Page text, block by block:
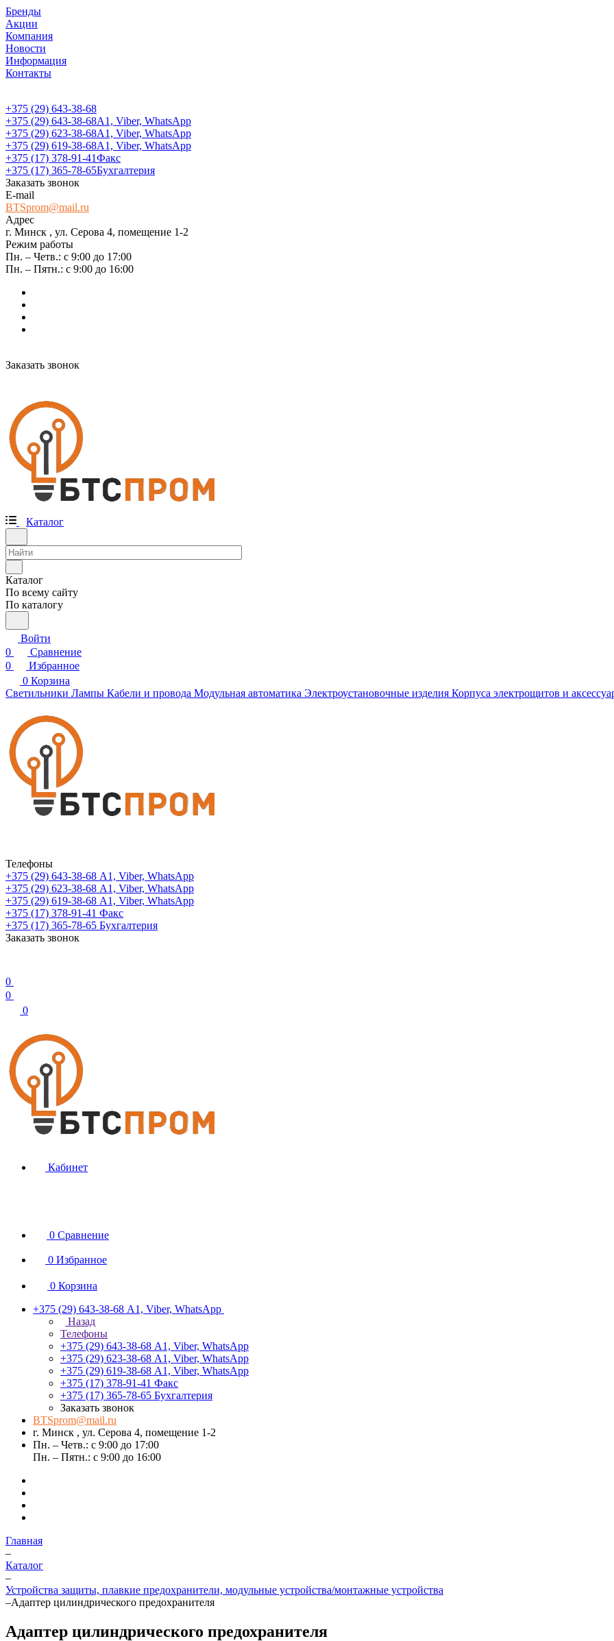
Бренды
Акции
Компания
Новости
Информация
Контакты
+375 (29) 643-38-68
+375 (29) 643-38-68А1, Viber, WhatsApp
+375 (29) 623-38-68А1, Viber, WhatsApp
+375 (29) 619-38-68А1, Viber, WhatsApp
+375 (17) 378-91-41Факс
+375 (17) 365-78-65Бухгалтерия
Заказать звонок
E-mail
BTSprom@mail.ru
Адрес
г. Минск , ул. Серова 4, помещение 1-2
Режим работы
Пн. – Четв.: с 9:00 до 17:00
Пн. – Пятн.: с 9:00 до 16:00
Заказать звонок
Каталог
Каталог
По всему сайту
По каталогу
Войти
0
Сравнение
0
Избранное
0 Корзина
Светильники Лампы Кабели и провода Модульная автоматика Электроустановочные изделия Корпуса электрощитов и
Телефоны
+375 (29) 643-38-68 А1, Viber, WhatsApp
+375 (29) 623-38-68 А1, Viber, WhatsApp
+375 (29) 619-38-68 А1, Viber, WhatsApp
+375 (17) 378-91-41 Факс
+375 (17) 365-78-65 Бухгалтерия
Заказать звонок
0
0
0
Кабинет
0 Сравнение
0 Избранное
0 Корзина
+375 (29) 643-38-68 А1, Viber, WhatsApp
Назад
Телефоны
+375 (29) 643-38-68 А1, Viber, WhatsApp
+375 (29) 623-38-68 А1, Viber, WhatsApp
+375 (29) 619-38-68 А1, Viber, WhatsApp
+375 (17) 378-91-41 Факс
+375 (17) 365-78-65 Бухгалтерия
Заказать звонок
BTSprom@mail.ru
г. Минск , ул. Серова 4, помещение 1-2
Пн. – Четв.: с 9:00 до 17:00
Пн. – Пятн.: с 9:00 до 16:00
Главная
–
Каталог
–
Устройства защиты, плавкие предохранители, модульные устройства/монтажные устройства
–Адаптер цилиндрического предохранителя
Адаптер цилиндрического предохранителя